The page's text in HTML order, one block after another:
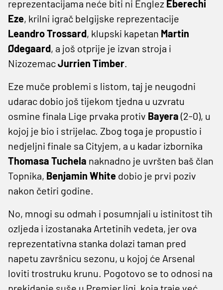
reprezentacijama neće biti ni Englez Eberechi
Eze, krilni igrač belgijske reprezentacije
Leandro Trossard, klupski kapetan Martin
Ødegaard, a još otprije je izvan stroja i
NizozemacJurrien Timber.
Eze muče problemi s listom, taj je neugodni
udarac dobio još tijekom tjedna u uzvratu
osmine finala Lige prvaka protiv Bayera (2-0), u
kojoj je bio i strijelac. Zbog toga je propustio i
nedjeljni finale sa Cityjem, a u kadar izbornika
Thomasa Tuchela naknadno je uvršten baš član
Topnika, Benjamin White dobio je prvi poziv
nakon četiri godine.
No, mnogi su odmah i posumnjali u istinitost tih
ozljeda i izostanaka Artetinih vedeta, jer ova
reprezentativna stanka dolazi taman pred
napetu završnicu sezonu, u kojoj će Arsenal
loviti trostruku krunu. Pogotovo se to odnosi na